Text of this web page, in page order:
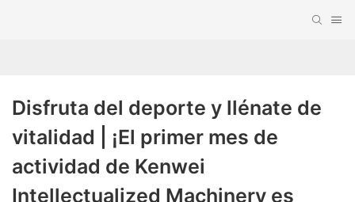
Disfruta del deporte y llénate de
vitalidad | ¡El primer mes de
actividad de Kenwei
Intellectualized Machinery es